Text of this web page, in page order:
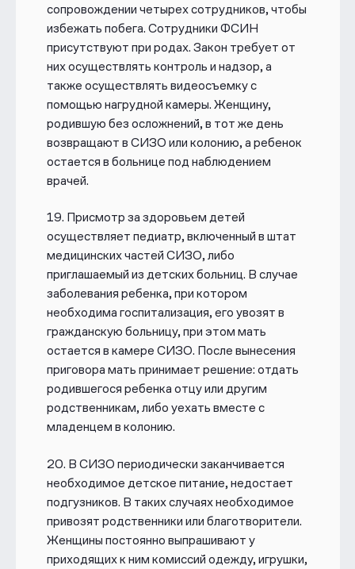
сопровождении четырех сотрудников, чтобы
избежать побега. Сотрудники ФСИН
присутствуют при родах. Закон требует от
них осуществлять контроль и надзор, а
также осуществлять видеосъемку с
помощью нагрудной камеры. Женщину,
родившую без осложнений, в тот же день
возвращают в СИЗО или колонию, а ребенок
остается в больнице под наблюдением
врачей.
19. Присмотр за здоровьем детей
осуществляет педиатр, включенный в штат
медицинских частей СИЗО, либо
приглашаемый из детских больниц. В случае
заболевания ребенка, при котором
необходима госпитализация, его увозят в
гражданскую больницу, при этом мать
остается в камере СИЗО. После вынесения
приговора мать принимает решение: отдать
родившегося ребенка отцу или другим
родственникам, либо уехать вместе с
младенцем в колонию.
20. В СИЗО периодически заканчивается
необходимое детское питание, недостает
подгузников. В таких случаях необходимое
привозят родственники или благотворители.
Женщины постоянно выпрашивают у
приходящих к ним комиссий одежду, игрушки,